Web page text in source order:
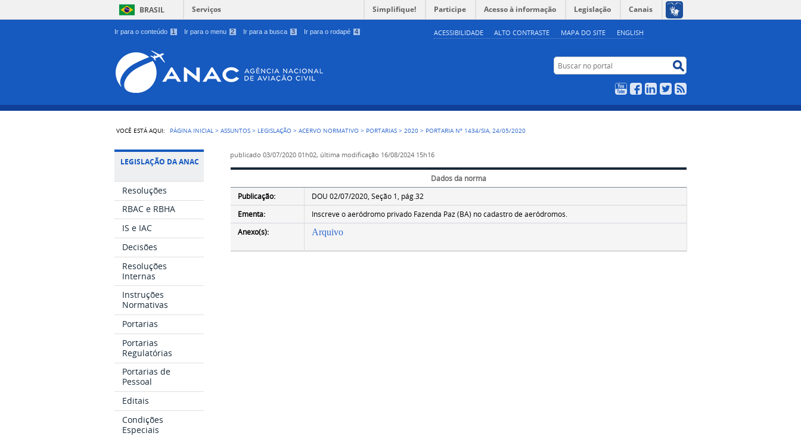
Ir para o conteúdo 1 Ir para o menu 2 Ir para a busca 3 Ir para o rodapé 4 ACESSIBILIDADE ALTO CONTRASTE MAPA DO SITE ENGLISH
BRASIL Serviços Simplifique! Participe Acesso à informação Legislação Canais
Buscar no portal
YouTubeFacebookLinkedIn
Twitter
VOCÊ ESTÁ AQUI: PÁGINA INICIAL >ASSUNTOS > LEGISLAÇÃO >ACERVO NORMATIVO > PORTARIAS >2020 > PORTARIA Nº 1434/SIA, 24/05/2020
LEGISLAÇÃO DA ANAC
Resoluções
RBAC e RBHA
IS e IAC
Decisões
Resoluções
Internas
Instruções
Normativas
Portarias
Portarias
Regulatórias
Portarias de
Pessoal
Editais
Condições
Especiais
publicado 03/07/2020 01h02, última modificação 16/08/2024 15h16
Dados da norma
Publicação:
DOU 02/07/2020, Seção 1, pág.32
Ementa:
Inscreve o aeródromo privado Fazenda Paz (BA) no cadastro de aeródromos.
Anexo(s):
Arquivo